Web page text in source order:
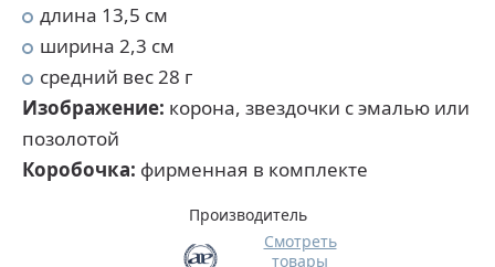
длина 13,5 см
ширина 2,3 см
средний вес 28 г
Изображение: корона, звездочки с эмалью или
позолотой
Коробочка: фирменная в комплекте
Производитель
Смотреть
товары